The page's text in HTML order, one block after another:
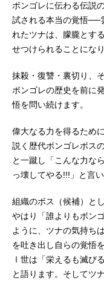
ボンゴレに伝わる伝説
試される本当の覚悟──
れたツナは、朦朧とす
せつけられることになり
抹殺・復讐・裏切り、
ボンゴレの歴史を前に
悟を問い続けます。
偉大なる力を得るため
説く歴代ボンゴレボス
と一蹴し「こんな力な
っ壊してやる!!!」と言い
組織のボス（候補）と
やはり「誰よりもボン
ように、ツナの気持ち
を吐き出し自らの覚悟
Ⅰ世は「栄えるも滅び
と語ります。そしてツ